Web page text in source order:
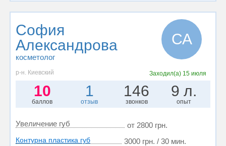
София
Александрова
косметолог
СА
р-н. Киевский Заходил(а) 15 июля
10
баллов
1
отзыв
146
звонков
9 л.
опыт
Увеличение губ от 2800 грн.
Контурна пластика губ 3000 грн. / 30 мин.